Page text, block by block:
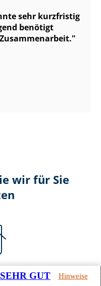
sehr kurzfristig
benötigt
wir für Sie
SEHR GUT Hinweise